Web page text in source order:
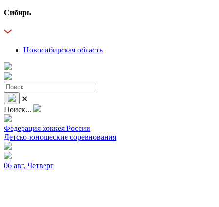
Сибирь
Новосибирская область
✕
Поиск...
Федерация хоккея России
Детско-юношеские соревнования
06 авг, Четверг